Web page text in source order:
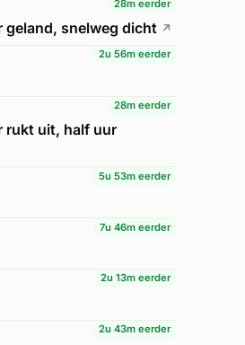
28m eerder
geland, snelweg dicht ↗
2u 56m eerder
28m eerder
rukt uit, half uur
5u 53m eerder
7u 46m eerder
2u 13m eerder
2u 43m eerder